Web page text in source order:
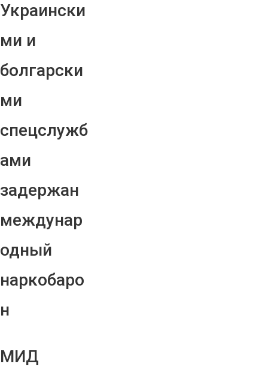
Украински
ми и
болгарски
ми
спецслужб
ами
задержан
междунар
одный
наркобаро
н
МИД